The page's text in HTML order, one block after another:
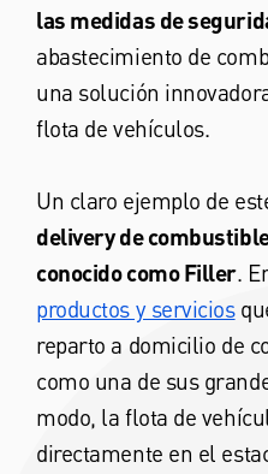
las medidas de
abastecimiento de
una solución
flota de vehículos.
Un claro ejemplo de
delivery de
conocido como Filler.
productos y servicios
reparto a domicilio de
como una de sus
modo, la flota de
directamente en el